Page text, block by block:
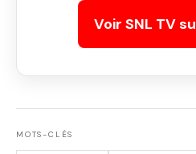
Voir SNL TV
MOTS-CLÉS